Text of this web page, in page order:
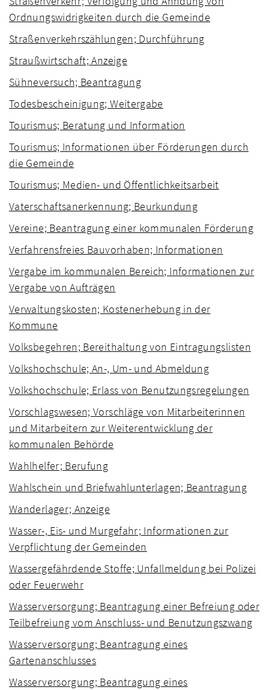
Ordnungswidrigkeiten durch die Gemeinde
Straßenverkehrszählungen; Durchführung
Straußwirtschaft; Anzeige
Sühneversuch; Beantragung
Todesbescheinigung; Weitergabe
Tourismus; Beratung und Information
Tourismus; Informationen über Förderungen durch
die Gemeinde
Tourismus; Medien- und Öffentlichkeitsarbeit
Vaterschaftsanerkennung; Beurkundung
Vereine; Beantragung einer kommunalen Förderung
Verfahrensfreies Bauvorhaben; Informationen
Vergabe im kommunalen Bereich; Informationen zur
Vergabe von Aufträgen
Verwaltungskosten; Kostenerhebung in der
Kommune
Volksbegehren; Bereithaltung von Eintragungslisten
Volkshochschule; An-, Um- und Abmeldung
Volkshochschule; Erlass von Benutzungsregelungen
Vorschlagswesen; Vorschläge von Mitarbeiterinnen
und Mitarbeitern zur Weiterentwicklung der
kommunalen Behörde
Wahlhelfer; Berufung
Wahlschein und Briefwahlunterlagen; Beantragung
Wanderlager; Anzeige
Wasser-, Eis- und Murgefahr; Informationen zur
Verpflichtung der Gemeinden
Wassergefährdende Stoffe; Unfallmeldung bei Polizei
oder Feuerwehr
Wasserversorgung; Beantragung einer Befreiung oder
Teilbefreiung vom Anschluss- und Benutzungszwang
Wasserversorgung; Beantragung eines
Gartenanschlusses
Wasserversorgung; Beantragung eines